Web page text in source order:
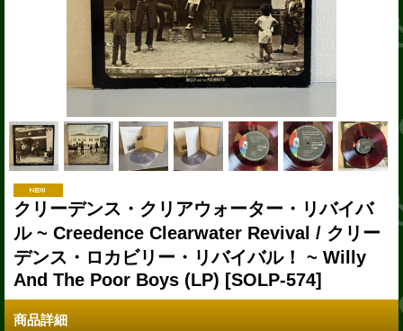
クリーデンス・クリアウォーター・リバイバ
ル ~ Creedence Clearwater Revival / クリー
デンス・ロカビリー・リバイバル！ ~ Willy
And The Poor Boys (LP) [SOLP-574]
商品詳細